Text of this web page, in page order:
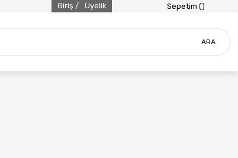
Giriş / Üyelik Sepetim ()
ARA